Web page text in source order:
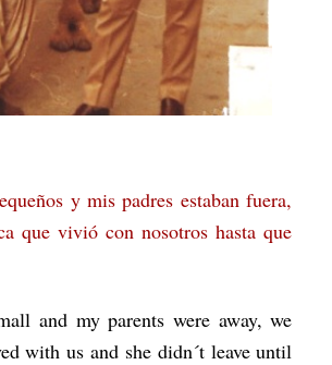
y mis padres estaban fuera,
que vivió con nosotros hasta que
and my parents were away, we
with us and she didn´t leave until